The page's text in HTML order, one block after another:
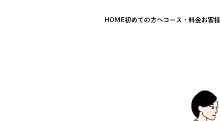
HOME初めての方へコース・料金お客